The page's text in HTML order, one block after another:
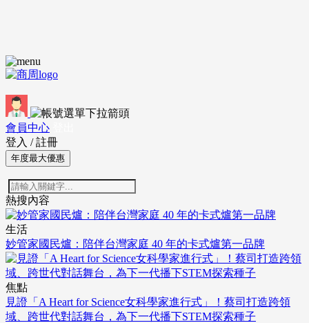
會員中心
登入 / 註冊
年度最大優惠
熱搜內容
生活
妙管家國民爐：陪伴台灣家庭 40 年的卡式爐第一品牌
焦點
見證「A Heart for Science女科學家進行式」！蔡司打造跨領
域、跨世代對話舞台，為下一代播下STEM探索種子